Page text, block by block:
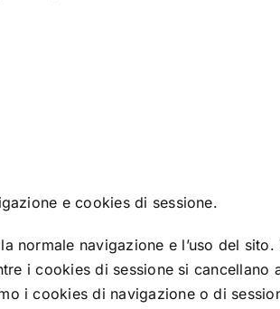
e cookies di sessione.
normale navigazione e l’uso del
i cookies di sessione si
i cookies di navigazione o di